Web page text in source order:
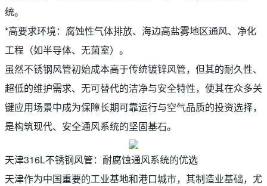
统。
*高要求环境：腐蚀性气体排放、海边高盐雾地区通风、净化
工程（如半导体、无菌室）。
虽然不锈钢风管初始成本高于传统镀锌风管，但其的耐久性、
超低的维护需求、无可替代的洁净与安全特性，使其在众多关
键应用场景中成为保障长期可靠运行与空气品质的投资选择，
是构筑现代、安全通风系统的坚固基石。
天津316L不锈钢风管：耐腐蚀通风系统的优选
天津作为中国重要的工业基地和港口城市，其制造业基础，尤